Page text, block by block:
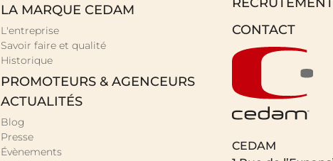
LA MARQUE CEDAM
L'entreprise
Savoir faire et qualité
Historique
PROMOTEURS & AGENCEURS
ACTUALITÉS
Blog
Presse
Évènements
RECRUTEMENT
CONTACT
CEDAM